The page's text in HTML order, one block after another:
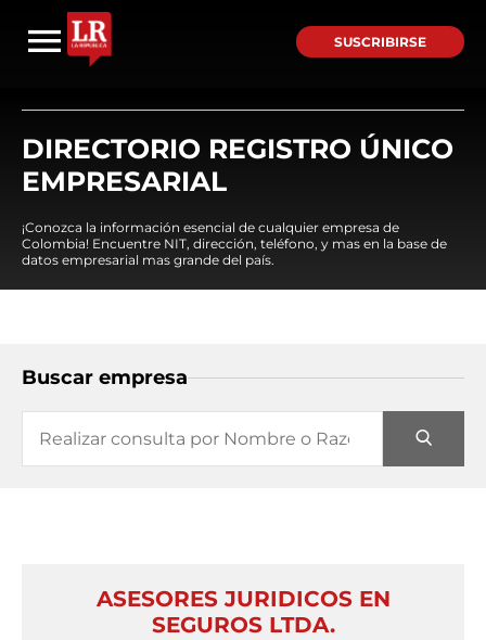
SUSCRIBIRSE
DIRECTORIO REGISTRO ÚNICO
EMPRESARIAL
¡Conozca la información esencial de cualquier empresa de
Colombia! Encuentre NIT, dirección, teléfono, y mas en la base de
datos empresarial mas grande del país.
Buscar empresa
ASESORES JURIDICOS EN
SEGUROS LTDA.